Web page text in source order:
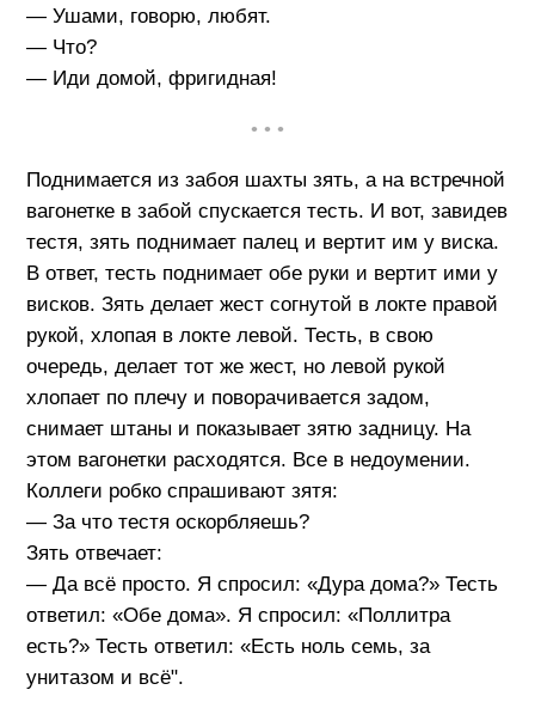
— Ушами, говорю, любят.
— Что?
— Иди домой, фригидная!
• • •
Поднимается из забоя шахты зять, а на встречной
вагонетке в забой спускается тесть. И вот, завидев
тестя, зять поднимает палец и вертит им у виска.
В ответ, тесть поднимает обе руки и вертит ими у
висков. Зять делает жест согнутой в локте правой
рукой, хлопая в локте левой. Тесть, в свою
очередь, делает тот же жест, но левой рукой
хлопает по плечу и поворачивается задом,
снимает штаны и показывает зятю задницу. На
этом вагонетки расходятся. Все в недоумении.
Коллеги робко спрашивают зятя:
— За что тестя оскорбляешь?
Зять отвечает:
— Да всё просто. Я спросил: «Дура дома?» Тесть
ответил: «Обе дома». Я спросил: «Поллитра
есть?» Тесть ответил: «Есть ноль семь, за
унитазом и всё".